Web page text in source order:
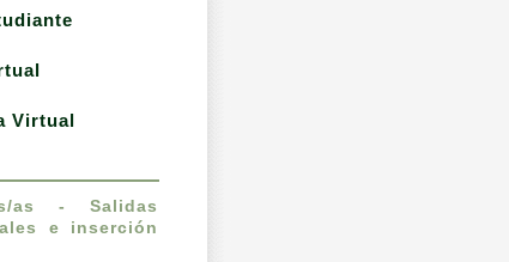
Virtual
as - Salidas
e inserción